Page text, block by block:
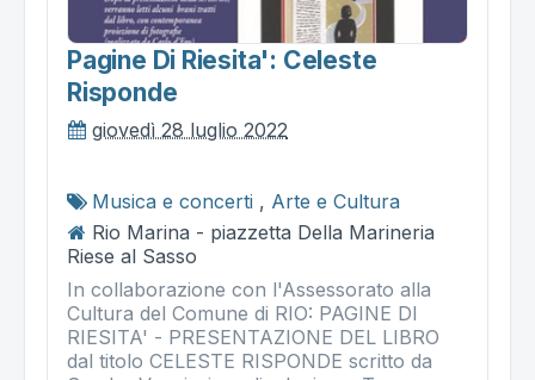
Pagine Di Riesita': Celeste
Risponde
giovedì 28 luglio 2022
Musica e concerti , Arte e Cultura
Rio Marina - piazzetta Della Marineria
Riese al Sasso
In collaborazione con l'Assessorato alla
Cultura del Comune di RIO: PAGINE DI
RIESITA' - PRESENTAZIONE DEL LIBRO
dal titolo CELESTE RISPONDE scritto da